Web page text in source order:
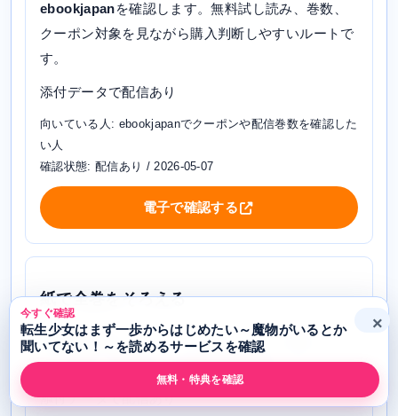
ebookjapanを確認します。無料試し読み、巻数、
クーポン対象を見ながら購入判断しやすいルートで
す。
添付データで配信あり
向いている人: ebookjapanでクーポンや配信巻数を確認した
い人
確認状態: 配信あり / 2026-05-07
電子で確認する
紙で全巻をそろえる
hontoを確認します。まとめ買いしたい場合は、在
庫、巻数、送料込みの支払総額を確認します。
添付データで配信あり
今すぐ確認
転生少女はまず一歩からはじめたい～魔物がいるとか
聞いてない！～を読めるサービスを確認
無料・特典を確認
×